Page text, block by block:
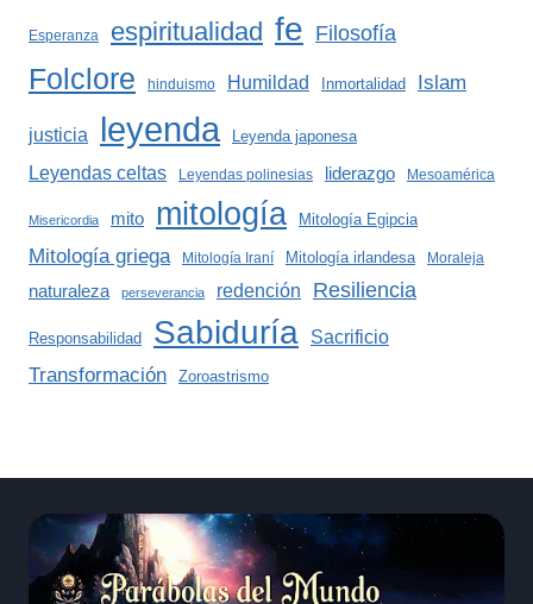
Esperanza espiritualidad fe Filosofía
Folclore hinduismo Humildad Inmortalidad Islam
justicia leyenda Leyenda japonesa
Leyendas celtas Leyendas polinesias liderazgo Mesoamérica
Misericordia mito mitología Mitología Egipcia
Mitología griega Mitología Iraní Mitología irlandesa Moraleja
naturaleza perseverancia redención Resiliencia
Responsabilidad Sabiduría Sacrificio
Transformación Zoroastrismo